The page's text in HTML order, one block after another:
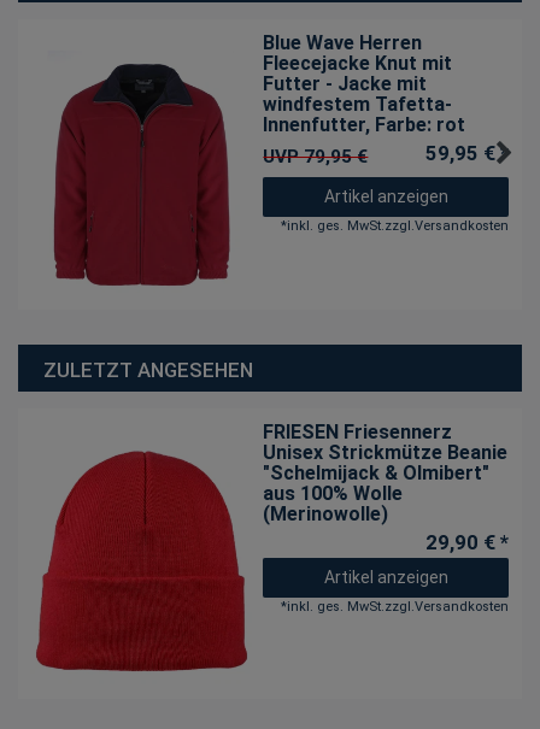
Blue Wave Herren
Fleecejacke Knut mit
Futter - Jacke mit
windfestem Tafetta-
Innenfutter, Farbe: rot
UVP 79,95 € 59,95 € *
Artikel anzeigen
*inkl. ges. MwSt.zzgl.Versandkosten
ZULETZT ANGESEHEN
FRIESEN Friesennerz
Unisex Strickmütze Beanie
"Schelmijack & Olmibert"
aus 100% Wolle
(Merinowolle)
29,90 € *
Artikel anzeigen
*inkl. ges. MwSt.zzgl.Versandkosten